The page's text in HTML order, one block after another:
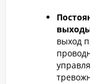
выход